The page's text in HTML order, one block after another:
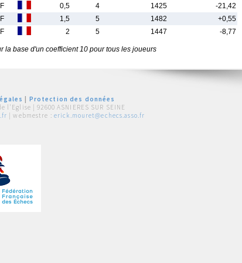
0,5 4 1425
-21,42
1,5 5 1482
+0,55
2 5 1447 -8,77
la base d'un coefficient 10 pour tous les joueurs
Protection des données
l'Eglise | 92600 ASNIERES SUR SEINE
| webmestre : erick.mouret@echecs.asso.fr